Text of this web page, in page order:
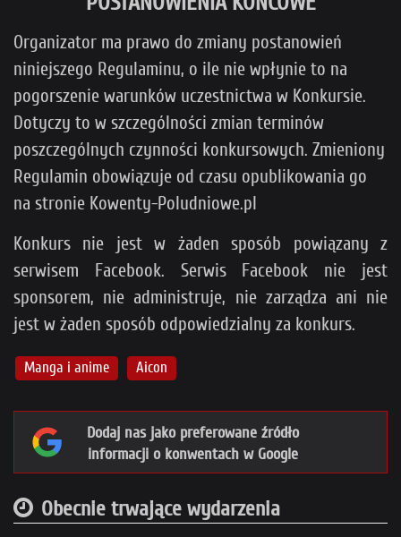
Organizator ma prawo do zmiany postanowień
niniejszego Regulaminu, o ile nie wpłynie to na
pogorszenie warunków uczestnictwa w Konkursie.
Dotyczy to w szczególności zmian terminów
poszczególnych czynności konkursowych. Zmieniony
Regulamin obowiązuje od czasu opublikowania go
na stronie Kowenty-Poludniowe.pl
Konkurs nie jest w żaden sposób powiązany z
serwisem Facebook. Serwis Facebook nie jest
sponsorem, nie administruje, nie zarządza ani nie
jest w żaden sposób odpowiedzialny za konkurs.
Manga i anime Aicon
Dodaj nas jako preferowane źródło
informacji o konwentach w Google
Obecnie trwające wydarzenia